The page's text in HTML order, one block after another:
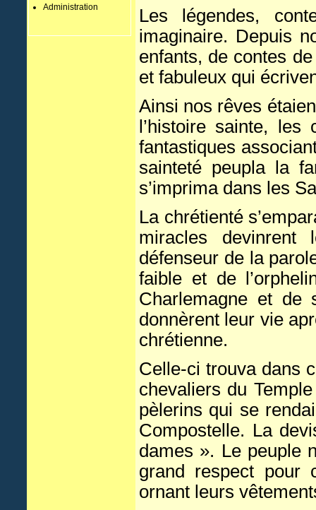
Administration
Les légendes,
imaginaire. Depuis
enfants, de contes
et fabuleux qui
Ainsi nos rêves
l’histoire sainte,
fantastiques
sainteté peupla la
s’imprima dans les
La chrétienté
miracles devinrent
défenseur de la
faible et de
Charlemagne et de
donnèrent leur vie
chrétienne.
Celle-ci trouva dans
chevaliers du
pèlerins qui se
Compostelle. La
dames ». Le peuple
grand respect pour
ornant leurs